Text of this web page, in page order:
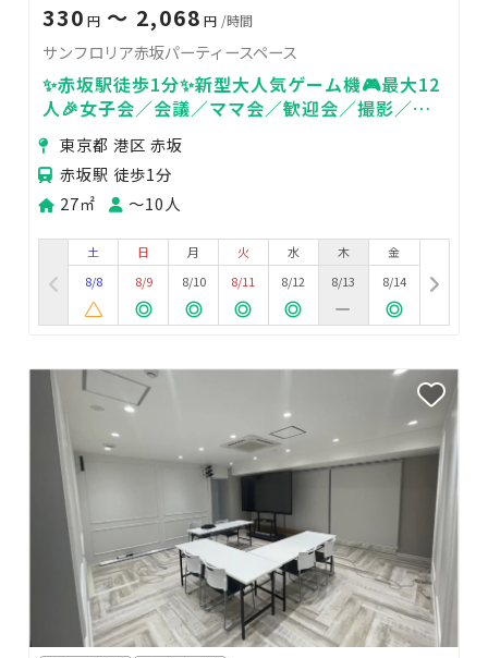
330 円 〜 2,068 円 /時間
サンフロリア赤坂パーティースペース
✨赤坂駅徒歩1分✨新型大人気ゲーム機🎮最大12
人🎉女子会／会議／ママ会／歓迎会／撮影／推
し活／デート
東京都 港区 赤坂
赤坂駅 徒歩1分
27㎡
〜10人
土
8/8
日
8/9
月
8/10
火
8/11
水
8/12
木
8/13
金
8/14